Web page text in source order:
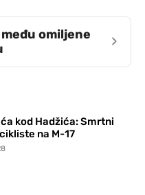
omiljene
›
kod Hadžića: Smrtni
na M-17